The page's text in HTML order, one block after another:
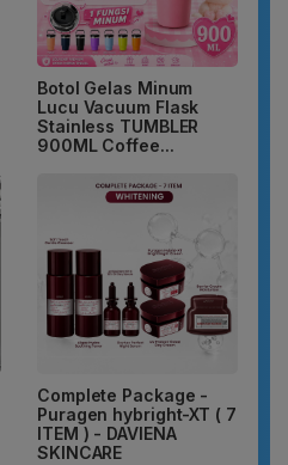
Botol Gelas Minum
Lucu Vacuum Flask
Stainless TUMBLER
900ML Coffee...
Complete Package -
Puragen hybright-XT ( 7
ITEM ) - DAVIENA
SKINCARE